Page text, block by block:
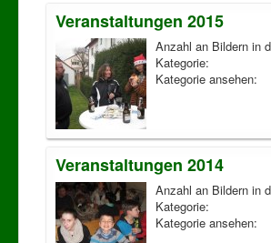
Veranstaltungen 2015
Anzahl an Bildern in
Kategorie:
Kategorie ansehen:
Veranstaltungen 2014
Anzahl an Bildern in
Kategorie:
Kategorie ansehen: